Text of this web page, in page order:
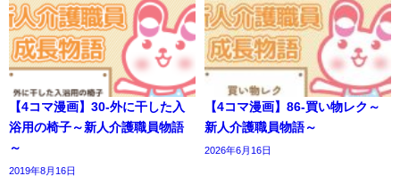
【4コマ漫画】30-外に干した入
浴用の椅子～新人介護職員物語
～
2019年8月16日
【4コマ漫画】86-買い物レク～
新人介護職員物語～
2026年6月16日